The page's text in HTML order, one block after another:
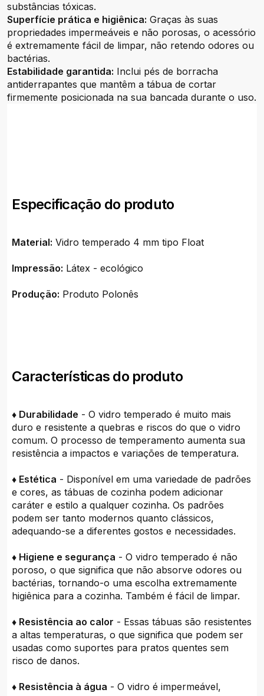
substâncias tóxicas.
Superfície prática e higiênica: Graças às suas
propriedades impermeáveis e não porosas, o acessório
é extremamente fácil de limpar, não retendo odores ou
bactérias.
Estabilidade garantida: Inclui pés de borracha
antiderrapantes que mantêm a tábua de cortar
firmemente posicionada na sua bancada durante o uso.
Especificação do produto
Material: Vidro temperado 4 mm tipo Float
Impressão: Látex - ecológico
Produção: Produto Polonês
Características do produto
♦ Durabilidade - O vidro temperado é muito mais
duro e resistente a quebras e riscos do que o vidro
comum. O processo de temperamento aumenta sua
resistência a impactos e variações de temperatura.
♦ Estética - Disponível em uma variedade de padrões
e cores, as tábuas de cozinha podem adicionar
caráter e estilo a qualquer cozinha. Os padrões
podem ser tanto modernos quanto clássicos,
adequando-se a diferentes gostos e necessidades.
♦ Higiene e segurança - O vidro temperado é não
poroso, o que significa que não absorve odores ou
bactérias, tornando-o uma escolha extremamente
higiênica para a cozinha. Também é fácil de limpar.
♦ Resistência ao calor - Essas tábuas são resistentes
a altas temperaturas, o que significa que podem ser
usadas como suportes para pratos quentes sem
risco de danos.
♦ Resistência à água - O vidro é impermeável,